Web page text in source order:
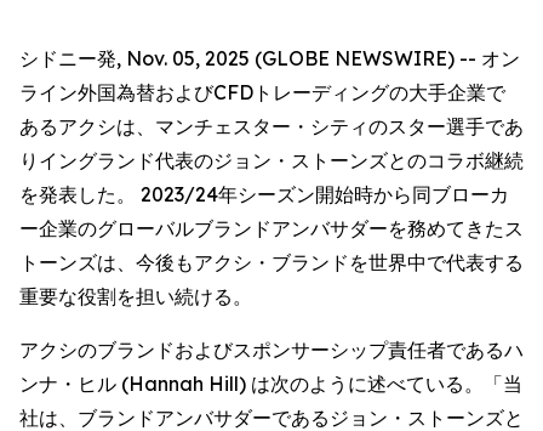
シドニー発, Nov. 05, 2025 (GLOBE NEWSWIRE) -- オン
ライン外国為替およびCFDトレーディングの大手企業で
あるアクシは、マンチェスター・シティのスター選手であ
りイングランド代表のジョン・ストーンズとのコラボ継続
を発表した。 2023/24年シーズン開始時から同ブローカ
ー企業のグローバルブランドアンバサダーを務めてきたス
トーンズは、今後もアクシ・ブランドを世界中で代表する
重要な役割を担い続ける。
アクシのブランドおよびスポンサーシップ責任者であるハ
ンナ・ヒル (Hannah Hill) は次のように述べている。「当
社は、ブランドアンバサダーであるジョン・ストーンズと